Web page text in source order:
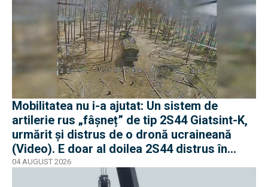
Mobilitatea nu i-a ajutat: Un sistem de
artilerie rus „fâșneț” de tip 2S44 Giatsint-K,
urmărit și distrus de o dronă ucraineană
(Video). E doar al doilea 2S44 distrus în
război
04 AUGUST 2026